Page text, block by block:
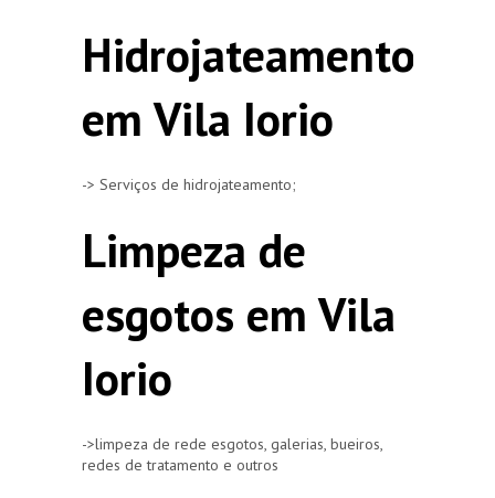
Hidrojateamento
em Vila Iorio
-> Serviços de hidrojateamento;
Limpeza de
esgotos em Vila
Iorio
->limpeza de rede esgotos, galerias, bueiros,
redes de tratamento e outros